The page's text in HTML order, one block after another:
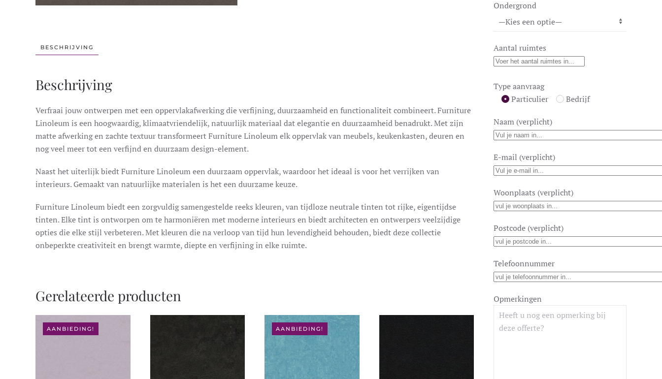
BESCHRIJVING
Beschrijving
Verfraai jouw ontwerpen met een oppervlakafwerking die verfijning, duurzaamheid en functionaliteit combineert. Furniture
Linoleum is een hoogwaardig, klimaatvriendelijk, natuurlijk materiaal dat elegantie en duurzaamheid benadrukt. Met zijn
matte afwerking en zachte textuur transformeert Furniture Linoleum elk oppervlak van meubels, keukenkasten, deuren en
nog veel meer tot een verfijnd en duurzaam design-element.
Naast het uiterlijk biedt Furniture Linoleum een duurzaam oppervlak, waardoor het ideaal is voor het verrijken van
interieurs. Gemaakt van natuurlijke materialen is het een duurzame keuze.
Furniture Linoleum biedt een zorgvuldig samengestelde reeks kleuren, van tijdloze neutrale tinten tot rijke, eigentijdse
tinten. Elke tint is ontworpen om te harmoniëren met moderne interieurs en biedt architecten en ontwerpers veelzijdige
opties die elke stijl verbeteren. Met kleuren die na verloop van tijd hun levendigheid behouden, biedt deze collectie
onbeperkte creativiteit en brengt warmte, diepte en verfijning in elke ruimte.
Gerelateerde producten
AANBIEDING! AANBIEDING!
Ondergrond
Aantal ruimtes
Type aanvraag
Particulier
Bedrijf
Naam (verplicht)
E-mail (verplicht)
Woonplaats (verplicht)
Postcode (verplicht)
Telefoonnummer
Opmerkingen